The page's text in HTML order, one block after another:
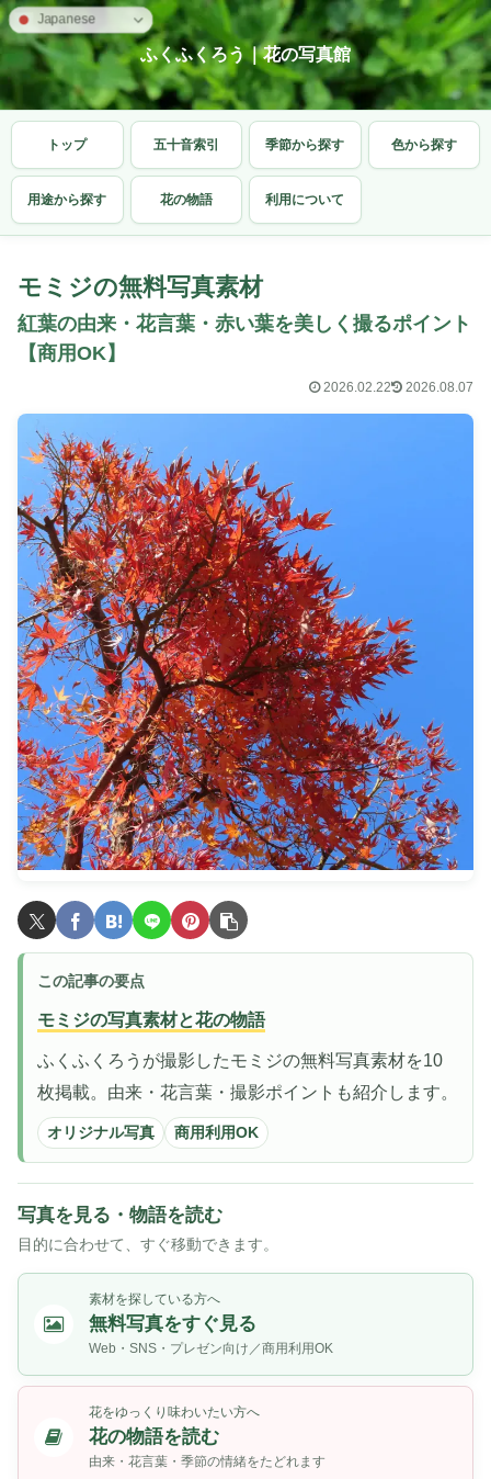
ふくふくろう｜花の写真館
トップ 五十音索引 季節から探す 色から探す
用途から探す 花の物語 利用について
モミジの無料写真素材
紅葉の由来・花言葉・赤い葉を美しく撮るポイント
【商用OK】
2026.02.22 2026.08.07
この記事の要点
モミジの写真素材と花の物語
ふくふくろうが撮影したモミジの無料写真素材を10
枚掲載。由来・花言葉・撮影ポイントも紹介します。
オリジナル写真 商用利用OK
写真を見る・物語を読む
目的に合わせて、すぐ移動できます。
素材を探している方へ
無料写真をすぐ見る
Web・SNS・プレゼン向け／商用利用OK
花をゆっくり味わいたい方へ
花の物語を読む
由来・花言葉・季節の情緒をたどれます
Japanese